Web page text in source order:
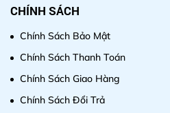
CHÍNH SÁCH
Chính Sách Bảo Mật
Chính Sách Thanh Toán
Chính Sách Giao Hàng
Chính Sách Đổi Trả